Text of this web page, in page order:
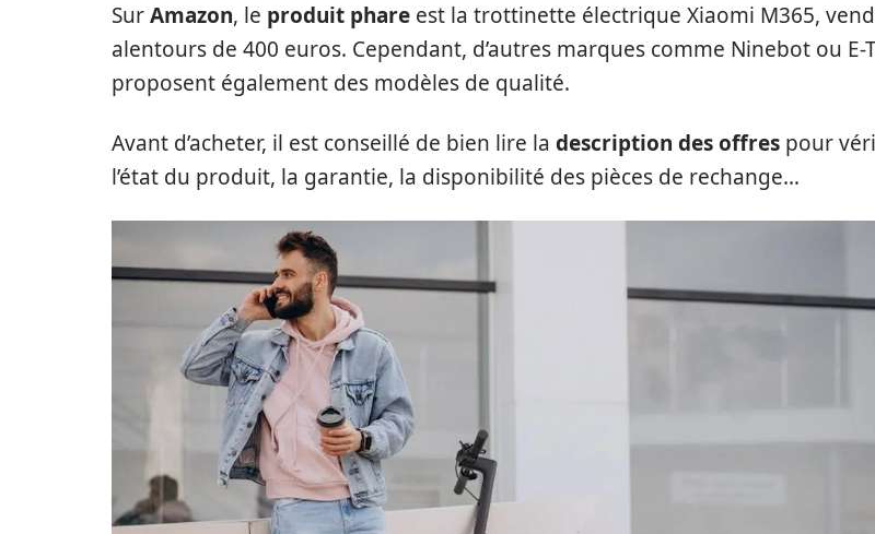
SurAmazon, le produit phare est la trottinette électrique Xiaomi M365,
alentours de 400 euros. Cependant, d’autres marques comme Ninebot ou E-
proposent également des modèles de qualité.
Avant d’acheter, il est conseillé de bien lire la description des offres pour
l’état du produit, la garantie, la disponibilité des pièces de rechange…